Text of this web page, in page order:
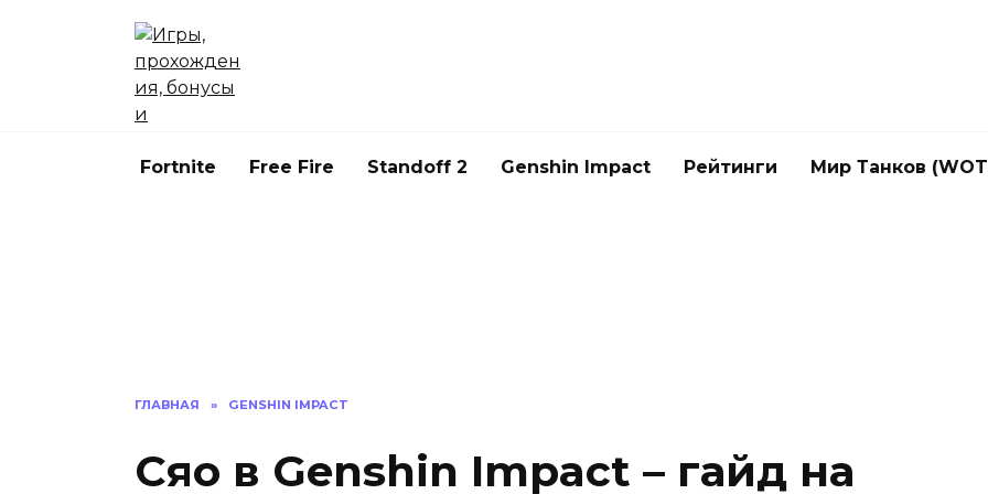
Fortnite Free Fire Standoff 2 Genshin Impact Рейтинги Мир Танков
ГЛАВНАЯ » GENSHIN IMPACT
Сяо в Genshin Impact – гайд на